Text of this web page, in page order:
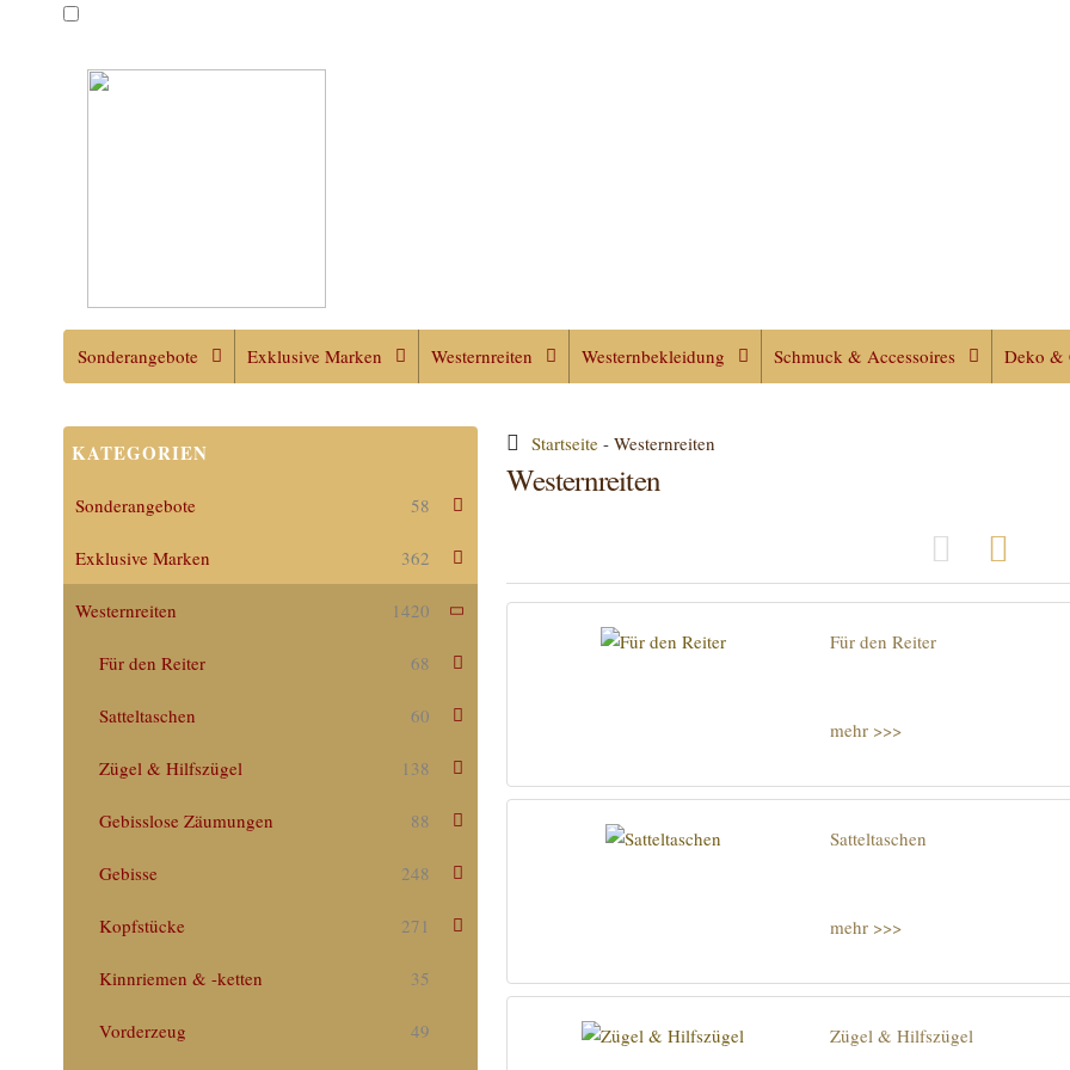
Sonderangebote Exklusive Marken Westernreiten Westernbekleidung Schmuck & Accessoires Deko &
Startseite -Westernreiten
Westernreiten
Grid View
Für den Reiter
mehr >>>
Satteltaschen
mehr >>>
Zügel & Hilfszügel
KATEGORIEN
Sonderangebote 58
Exklusive Marken 362
Westernreiten 1420
Für den Reiter 68
Satteltaschen 60
Zügel & Hilfszügel 138
Gebisslose Zäumungen 88
Gebisse 248
Kopfstücke 271
Kinnriemen & -ketten 35
Vorderzeug 49